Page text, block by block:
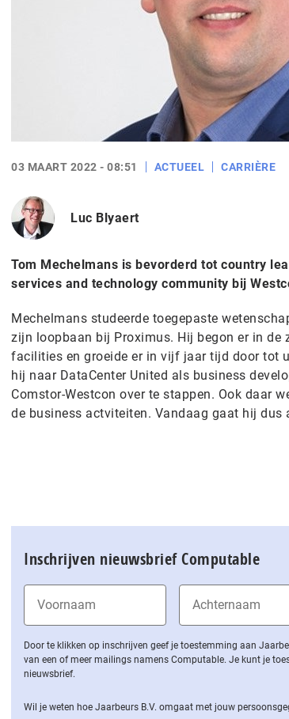
03 MAART 2022 - 08:51 ACTUEEL CARRIÈRE
Luc Blyaert
Tom Mechelmans is bevorderd tot country
services and technology community bij
Mechelmans studeerde toegepaste
zijn loopbaan bij Proximus. Hij begon er in
facilities en groeide er in vijf jaar tijd door tot
hij naar DataCenter United als business
Comstor-Westcon over te stappen. Ook daar
de business actviteiten. Vandaag gaat hij dus
Inschrijven nieuwsbrief Computable
Door te klikken op inschrijven geef je toestemming aan
van een of meer mailings namens Computable. Je kunt je
nieuwsbrief.
Wil je weten hoe Jaarbeurs B.V. omgaat met jouw